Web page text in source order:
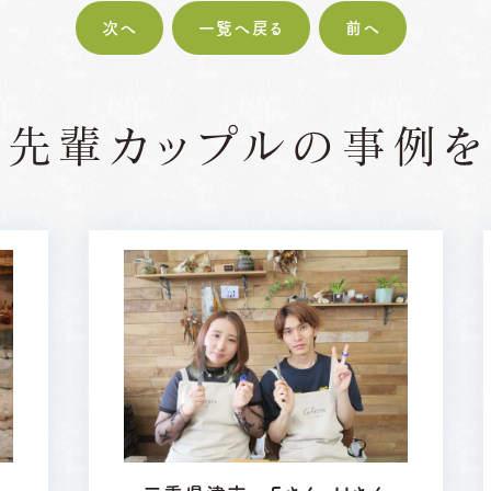
次へ 一覧へ戻る 前へ
輩カップルの 事例